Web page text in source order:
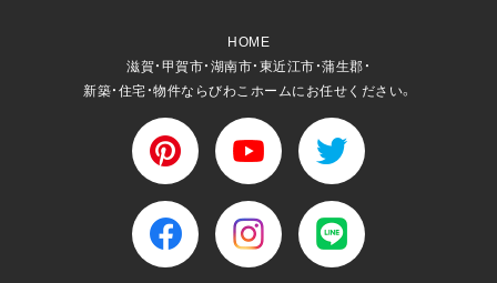
HOME
滋賀・甲賀市・湖南市・東近江市・蒲生郡・
新築・住宅・物件ならびわこホームにお任せください。